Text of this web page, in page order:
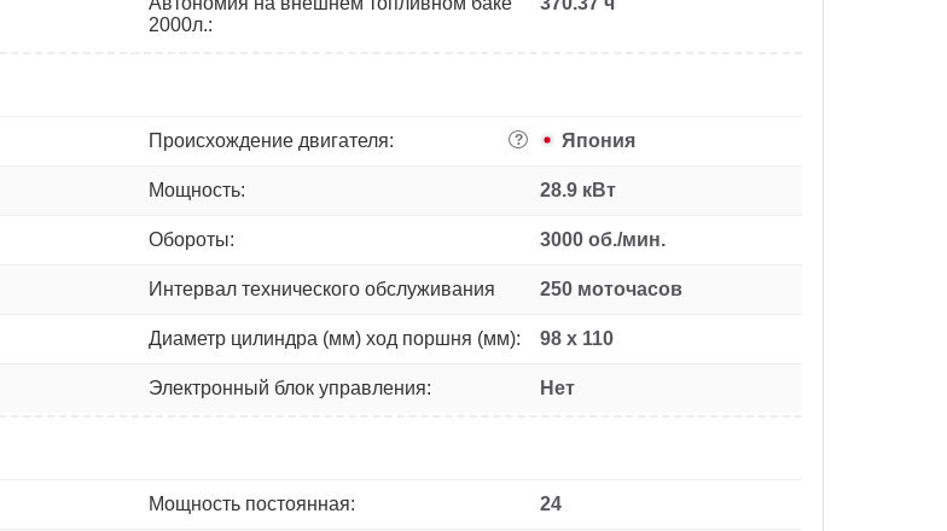
2000л.:
Происхождение двигателя: ? Япония
Мощность: 28.9 кВт
Обороты: 3000 об./мин.
Интервал технического обслуживания 250 моточасов
Диаметр цилиндра (мм) ход поршня (мм): 98 х 110
Электронный блок управления: Нет
Мощность постоянная: 24